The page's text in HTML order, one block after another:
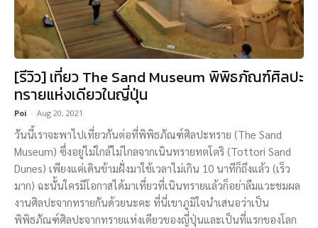
[รีวิว] เที่ยว The Sand Museum พิพิธภัณฑ์ศิลปะ
ทรายแห่งเดียวในญี่ปุ่น
Poi - Aug 20, 2021
วันนี้เราจะพาไปเที่ยวกันต่อที่พิพิธภัณฑ์ศิลปะทราย (The Sand
Museum) ซึ่งอยู่ไม่ใกล้ไม่ไกลจากเนินทรายทตโตริ (Tottori Sand
Dunes) เพียงแค่เดินข้ามฝั่งมาใช้เวลาไม่เกิน 10 นาทีก็ถึงแล้ว (เร็ว
มาก) ฉะนั้นใครมีโอกาสได้มาเที่ยวที่เนินทรายแล้วก็อย่าลืมแวะชมผล
งานศิลปะจากทรายกันด้วยนะคะ ที่นี่เขาภูมิใจนำเสนอว่าเป็น
พิพิธภัณฑ์ศิลปะจากทรายแห่งเดียวของญี่ปุ่นและเป็นที่แรกของโลก